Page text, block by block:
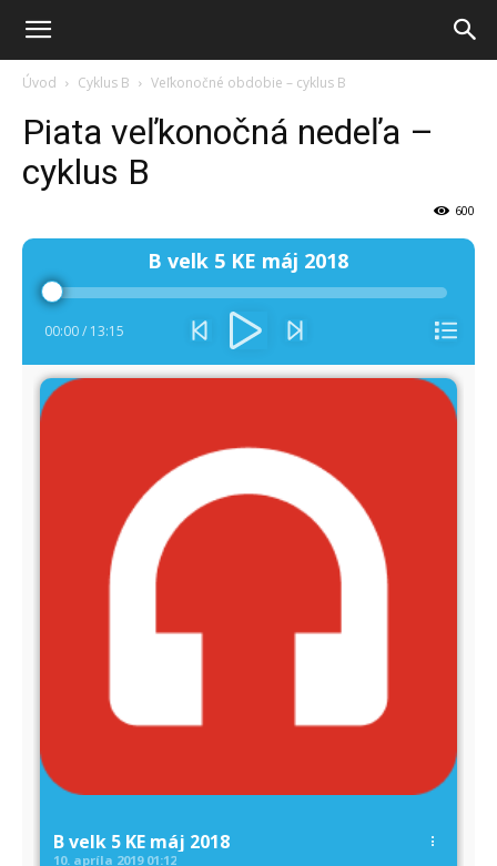
Úvod Cyklus B Veľkonočné obdobie – cyklus B
Piata veľkonočná nedeľa –
cyklus B
600
Audio
B velk 5 KE máj 2018
00:00/ 13:15
B velk 5 KE máj 2018
10. apríla 2019 01:12